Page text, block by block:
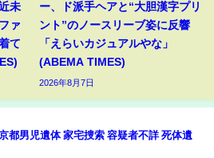
未
ァ
て
ー、ド派手ヘアと“大胆漢字プリ
ント”のノースリーブ姿に反響
「えらいカジュアルやな」
(ABEMA TIMES)
2026年8月7日
京都男児遺体 家宅捜索 容疑者不詳 死体遺